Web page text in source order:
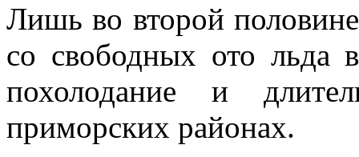
Лишь во второй
со свободных ото льда
похолодание и
приморских районах.